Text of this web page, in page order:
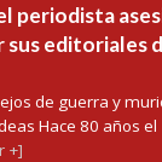
periodista
sus editoriales
de guerra y
Hace 80 años el
+]